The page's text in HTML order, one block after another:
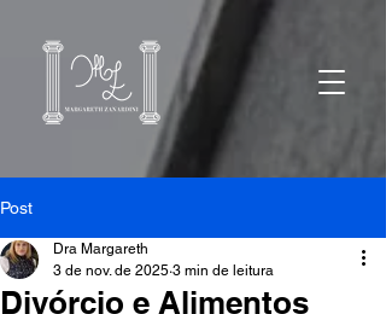
Post
Divórcio e Alimentos
Dra Margareth
3 de nov. de 2025 3 min de leitura